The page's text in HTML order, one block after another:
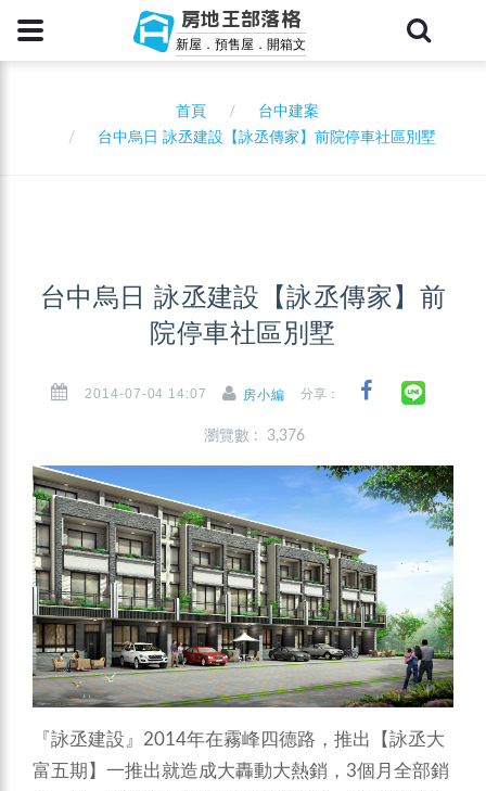
房地王部落格
新屋．預售屋．開箱文
首頁
台中建案
台中烏日 詠丞建設【詠丞傳家】前院停車社區別墅
台中烏日 詠丞建設【詠丞傳家】前
院停車社區別墅
2014-07-04 14:07 房小編 分享：
瀏覽數 : 3,376
『詠丞建設』2014年在霧峰四德路，推出【詠丞大
富五期】一推出就造成大轟動大熱銷，3個月全部銷